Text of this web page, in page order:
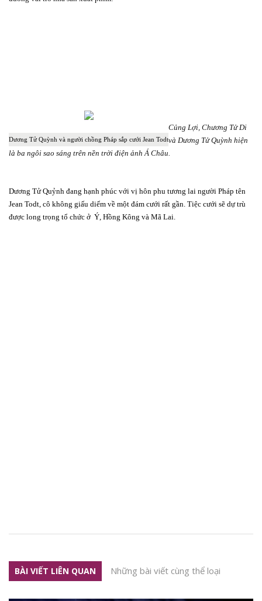
Dương Tử Quỳnh và người chồng Pháp sắp cưới Jean Todt
Củng Lợi, Chương Tử Di
và Dương Tử Quỳnh hiện
là ba ngôi sao sáng trên nền trời điện ảnh Á Châu.
Dương Tử Quỷnh đang hạnh phúc với vị hôn phu tương lai người Pháp tên
Jean Todt, cô không giấu diếm về một đám cưới rất gần. Tiệc cưới sẽ dự trù
được long trọng tổ chức ở Ý, Hồng Kông và Mã Lai.
BÀI VIẾT LIÊN QUAN Những bài viết cùng thể loại